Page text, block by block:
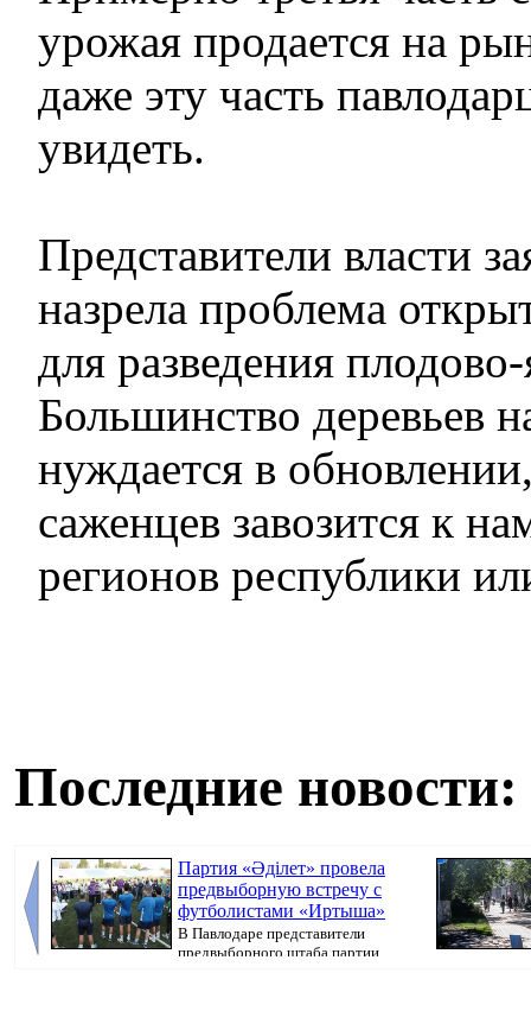
урожая продается на
даже эту часть
увидеть.
Представители власти
назрела проблема
для разведения
Большинство деревьев
нуждается в
саженцев завозится к
регионов республики
Последние новости:
Партия «Әділет» провела
предвыборную встречу с
футболистами «Иртыша»
В Павлодаре представители
предвыборного штаба партии